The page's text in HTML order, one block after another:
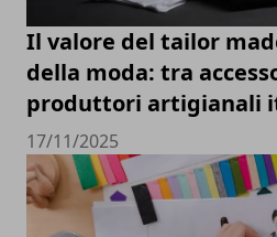
Il valore del tailor
della moda: tra
produttori artigianali
17/11/2025